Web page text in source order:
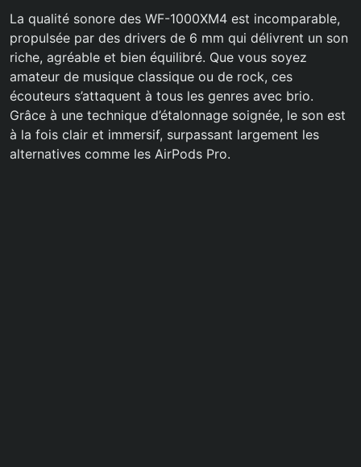
La qualité sonore des WF-1000XM4 est incomparable,
propulsée par des drivers de 6 mm qui délivrent un son
riche, agréable et bien équilibré. Que vous soyez
amateur de musique classique ou de rock, ces
écouteurs s’attaquent à tous les genres avec brio.
Grâce à une technique d’étalonnage soignée, le son est
à la fois clair et immersif, surpassant largement les
alternatives comme les AirPods Pro.